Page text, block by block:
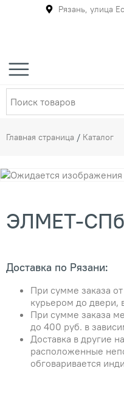
Рязань, улица
Главная страница / Каталог
ЭЛМЕТ-СПб
Доставка по Рязани:
При сумме заказа
курьером до двери,
При сумме заказа
до 400 руб. в
Доставка в другие
расположенные
обговаривается